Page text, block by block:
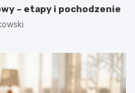
– etapy i pochodzenie